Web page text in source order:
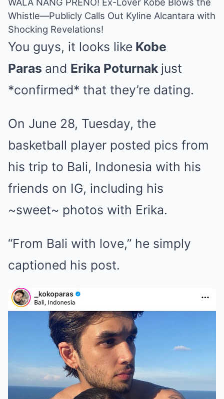
Whistle—Publicly Calls Out Kyline Alcantara with
Shocking Revelations!
You guys, it looks like Kobe
Paras and Erika Poturnak just
*confirmed* that they’re dating.
On June 28, Tuesday, the
basketball player posted pics from
his trip to Bali, Indonesia with his
friends on IG, including his
~sweet~ photos with Erika.
“From Bali with love,” he simply
captioned his post.